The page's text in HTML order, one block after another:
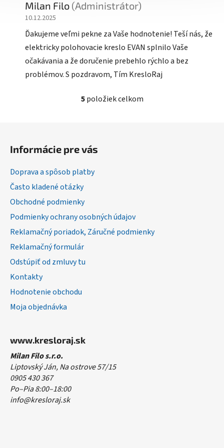
Milan Filo (Administrátor)
10.12.2025
Ďakujeme veľmi pekne za Vaše hodnotenie! Teší nás, že
elektricky polohovacie kreslo EVAN splnilo Vaše
očakávania a že doručenie prebehlo rýchlo a bez
problémov. S pozdravom, Tím KresloRaj
O
r
k
5položiek celkom
Informácie pre vás
Doprava a spôsob platby
Často kladené otázky
Obchodné podmienky
Podmienky ochrany osobných údajov
Reklamačný poriadok, Záručné podmienky
Reklamačný formulár
Odstúpiť od zmluvy tu
Kontakty
Hodnotenie obchodu
Moja objednávka
www.kresloraj.sk
Milan Filo s.r.o.
Liptovský Ján, Na ostrove 57/15
0905 430 367
Po–Pia 8:00–18:00
info@kresloraj.sk